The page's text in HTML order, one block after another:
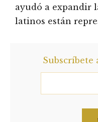
ayudó a expandir
latinos están
Subscríbete